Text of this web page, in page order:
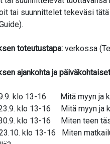
tai suunnittelet tekeväsi
toteutustapa: verkossa
ajankohta ja
klo 13-16 Mitä myyn ja
klo 13-16 Mitä myyn ja
klo 13-16 Miten teen
klo 13-16 Miten